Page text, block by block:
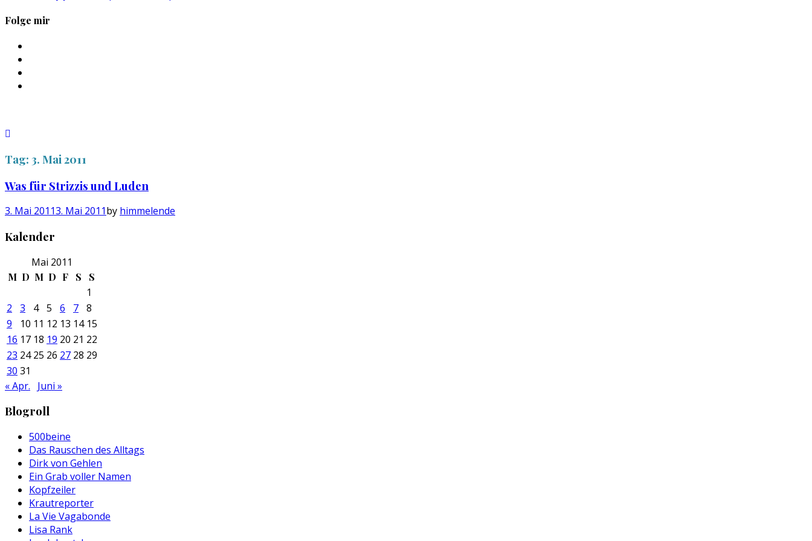
Folge mir
anzeigen
Tag: 3. Mai 2011
Was für Strizzis und Luden
3. Mai 20113. Mai 2011by himmelende
Kalender
Mai 2011
M D M D F S S
1
2
3 4 5 6 7 8
9
10 11 12 13 14 15
16 17 18 19 20 21 22
23 24 25 26 27 28 29
30 31
« Apr.
Juni »
Blogroll
500beine
Das Rauschen des Alltags
Dirk von Gehlen
Ein Grab voller Namen
Kopfzeiler
Krautreporter
La Vie Vagabonde
Lisa Rank